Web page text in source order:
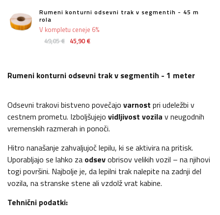
Rumeni konturni odsevni trak v segmentih - 45 m
rola
49,05 € 45,90 €
V kompletu ceneje 6%
Rumeni konturni odsevni trak v segmentih - 1 meter
Odsevni trakovi bistveno povečajo varnost pri udeležbi v
cestnem prometu. Izboljšujejo vidljivost vozila v neugodnih
vremenskih razmerah in ponoči.
Hitro nanašanje zahvaljujoč lepilu, ki se aktivira na pritisk.
Uporabljajo se lahko za odsevobrisov velikih vozil – na njihovi
togi površini. Najbolje je, da lepilni trak nalepite na zadnji del
vozila, na stranske stene ali vzdolž vrat kabine.
Tehnični podatki: